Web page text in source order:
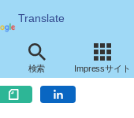
Translate
検索 Impressサイト
提供する「サイトアンパ